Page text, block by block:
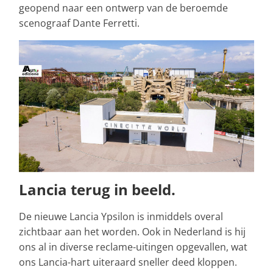
geopend naar een ontwerp van de beroemde
scenograaf Dante Ferretti.
Lancia terug in beeld.
De nieuwe Lancia Ypsilon is inmiddels overal
zichtbaar aan het worden. Ook in Nederland is hij
ons al in diverse reclame-uitingen opgevallen, wat
ons Lancia-hart uiteraard sneller deed kloppen.